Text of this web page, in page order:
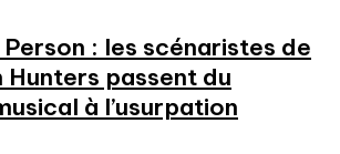
: les scénaristes de
Hunters passent du
à l’usurpation